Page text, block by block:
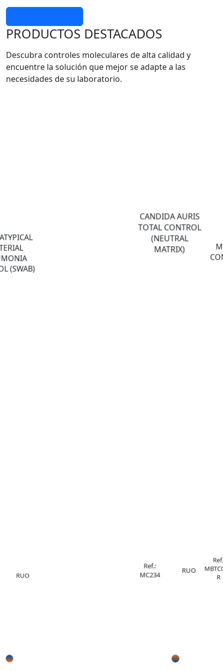
PRODUCTOS DESTACADOS
Descubra controles moleculares de alta calidad y
encuentre la solución que mejor se adapte a las
necesidades de su laboratorio.
(SWAB)
RUO
CANDIDA AURIS
TOTAL CONTROL
(NEUTRAL
MATRIX)
Ref.:
MC234
RUO
R